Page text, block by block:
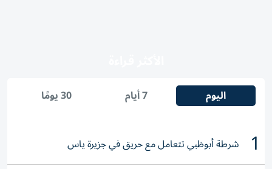
اليوم 7 أيام 30 يومًا
1 شرطة أبوظبي تتعامل مع حريق في جزيرة ياس